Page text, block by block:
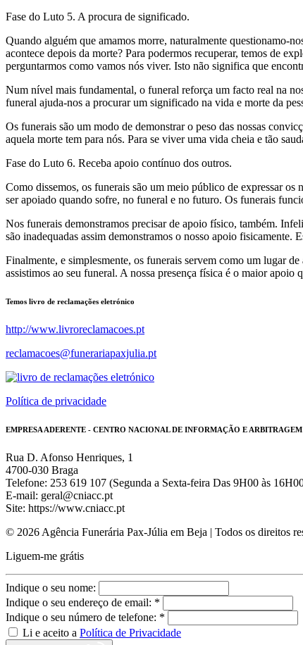
Fase do Luto 5. A procura de significado.
Quando alguém que amamos morre, naturalmente questionamo-
acontece depois da morte? Para podermos recuperar, temos de
perguntarmos como vamos nós viver. Isto não significa que
Num nível mais fundamental, o funeral reforça um facto real na
funeral ajuda-nos a procurar um significado na vida e morte da
Os funerais são um modo de demonstrar o peso das nossas
aquela morte tem para nós. Para se viver uma vida cheia e tão
Fase do Luto 6. Receba apoio contínuo dos outros.
Como dissemos, os funerais são um meio público de expressar
ser apoiado quando sofre, no funeral e no futuro. Os funerais
Nos funerais demonstramos precisar de apoio físico, também.
são inadequadas assim demonstramos o nosso apoio fisicamente.
Finalmente, e simplesmente, os funerais servem como um lugar
assistimos ao seu funeral. A nossa presença física é o maior apoio
Temos livro de reclamações eletrónico
http://www.livroreclamacoes.pt
reclamacoes@funerariapaxjulia.pt
Política de privacidade
EMPRESA ADERENTE - CENTRO NACIONAL DE INFORMAÇÃO E
Rua D. Afonso Henriques, 1
4700-030 Braga
Telefone: 253 619 107 (Segunda a Sexta-feira Das 9H00 às
E-mail: geral@cniacc.pt
Site: https://www.cniacc.pt
© 2026 Agência Funerária Pax-Júlia em Beja | Todos os direitos
Liguem-me grátis
Indique o seu nome:
Indique o seu endereço de email: *
Indique o seu número de telefone: *
Li e aceito a Política de Privacidade